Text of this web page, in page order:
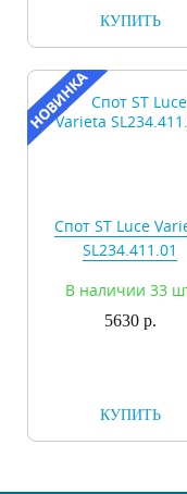
КУПИТЬ
Спот ST Luce
SL234.411.01
В наличии 33
5630 р.
КУПИТЬ